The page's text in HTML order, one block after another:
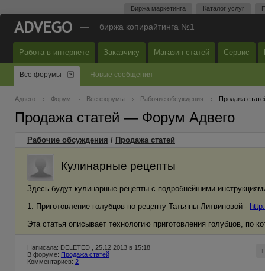
Биржа маркетинга Каталог услуг
— биржа копирайтинга №1
Работа в интернете Заказчику Магазин статей Сервис
Все форумы Новые сообщения
Адвего Форум Все форумы Рабочие обсуждения Продажа
Продажа статей — Форум Адвего
Рабочие обсуждения / Продажа статей
Кулинарные рецепты
Здесь будут кулинарные рецепты с подробнейшими
1. Приготовление голубцов по рецепту Татьяны Литвиновой -
Эта статья описывает технологию приготовления голубцов, по
Написала: DELETED , 25.12.2013 в 15:18
В форуме: Продажа статей
Комментариев: 2